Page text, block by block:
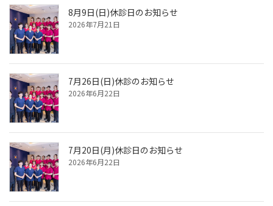
8月9日(日)休診日のお知らせ
2026年7月21日
7月26日(日)休診のお知らせ
2026年6月22日
7月20日(月)休診日のお知らせ
2026年6月22日